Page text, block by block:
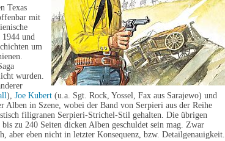
Texas
mit
1944 und
um
wurden.
), Joe Kubert (u.a. Sgt. Rock, Yossel, Fax aus Sarajewo) und
Alben in Szene, wobei der Band von Serpieri aus der Reihe
filigranen Serpieri-Strichel-Stil gehalten. Die übrigen
zu 240 Seiten dicken Alben geschuldet sein mag. Zwar
aber eben nicht in letzter Konsequenz, bzw. Detailgenauigkeit.